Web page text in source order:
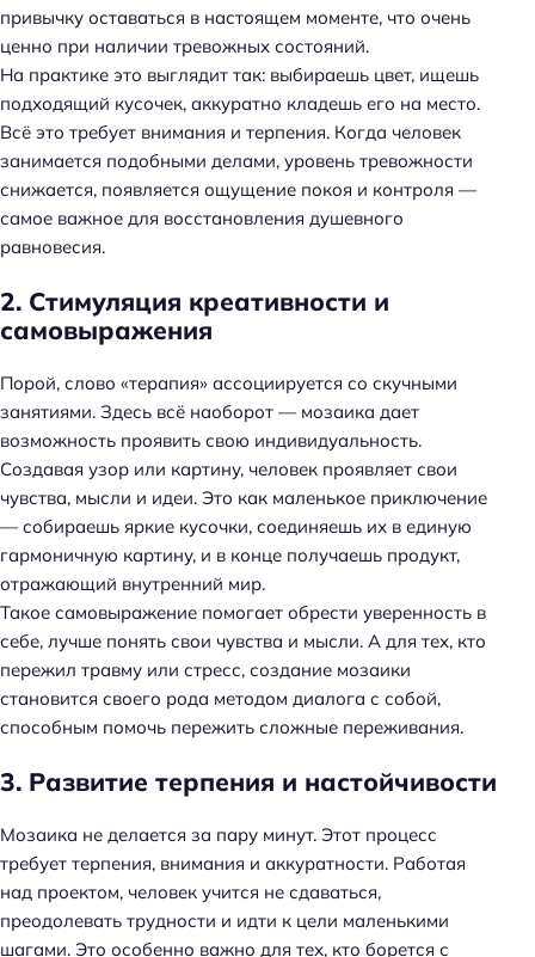
привычку оставаться в настоящем моменте, что очень
ценно при наличии тревожных состояний.
На практике это выглядит так: выбираешь цвет, ищешь
подходящий кусочек, аккуратно кладешь его на место.
Всё это требует внимания и терпения. Когда человек
занимается подобными делами, уровень тревожности
снижается, появляется ощущение покоя и контроля —
самое важное для восстановления душевного
равновесия.
2. Стимуляция креативности и
самовыражения
Порой, слово «терапия» ассоциируется со скучными
занятиями. Здесь всё наоборот — мозаика дает
возможность проявить свою индивидуальность.
Создавая узор или картину, человек проявляет свои
чувства, мысли и идеи. Это как маленькое приключение
— собираешь яркие кусочки, соединяешь их в единую
гармоничную картину, и в конце получаешь продукт,
отражающий внутренний мир.
Такое самовыражение помогает обрести уверенность в
себе, лучше понять свои чувства и мысли. А для тех, кто
пережил травму или стресс, создание мозаики
становится своего рода методом диалога с собой,
способным помочь пережить сложные переживания.
3. Развитие терпения и настойчивости
Мозаика не делается за пару минут. Этот процесс
требует терпения, внимания и аккуратности. Работая
над проектом, человек учится не сдаваться,
преодолевать трудности и идти к цели маленькими
шагами. Это особенно важно для тех, кто борется с